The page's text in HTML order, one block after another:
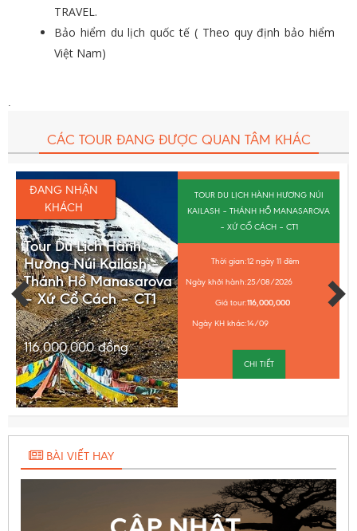
TRAVEL.
Bảo hiểm du lịch quốc tế ( Theo quy định bảo hiểm
Việt Nam)
.
CÁC TOUR ĐANG ĐƯỢC QUAN TÂM KHÁC
ĐANG NHẬN
KHÁCH
Tour Du Lịch Hành
Hương Núi Kailash –
Thánh Hồ Manasarova
– Xứ Cổ Cách – CT1
116,000,000đồng
TOUR DU LỊCH HÀNH HƯƠNG NÚI
KAILASH – THÁNH HỒ MANASAROVA
– XỨ CỔ CÁCH – CT1
Thời gian:12 ngày 11 đêm
Ngày khởi hành:25/08/2026
Giá tour:116,000,000
Ngày KH khác:14/09
CHI TIẾT
BÀI VIẾT HAY